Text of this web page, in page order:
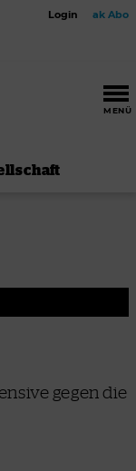
Login ak Abo
MENÜ
gegen die